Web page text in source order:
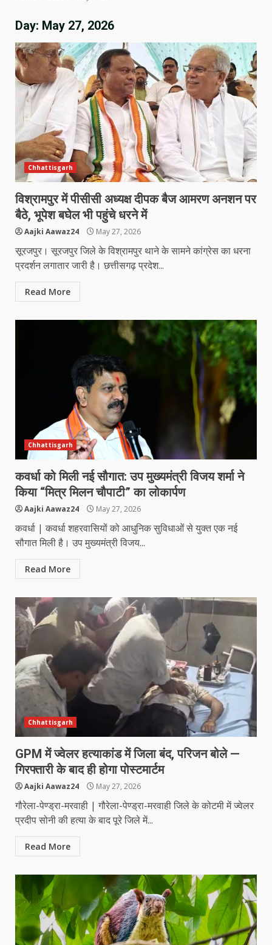
Day: May 27, 2026
Chhattisgarh
विश्रामपुर में पीसीसी अध्यक्ष दीपक बैज आमरण अनशन पर
बैठे, भूपेश बघेल भी पहुंचे धरने में
Aajki Aawaz24 May 27, 2026
सूरजपुर। सूरजपुर जिले के विश्रामपुर थाने के सामने कांग्रेस का धरना
प्रदर्शन लगातार जारी है। छत्तीसगढ़ प्रदेश...
Read More
Chhattisgarh
कवर्धा को मिली नई सौगात: उप मुख्यमंत्री विजय शर्मा ने
किया “मित्र मिलन चौपाटी” का लोकार्पण
Aajki Aawaz24 May 27, 2026
कवर्धा | कवर्धा शहरवासियों को आधुनिक सुविधाओं से युक्त एक नई
सौगात मिली है। उप मुख्यमंत्री विजय...
Read More
Chhattisgarh
GPM में ज्वेलर हत्याकांड में जिला बंद, परिजन बोले —
गिरफ्तारी के बाद ही होगा पोस्टमार्टम
Aajki Aawaz24 May 27, 2026
गौरेला-पेण्ड्रा-मरवाही | गौरेला-पेण्ड्रा-मरवाही जिले के कोटमी में ज्वेलर
प्रदीप सोनी की हत्या के बाद पूरे जिले में...
Read More